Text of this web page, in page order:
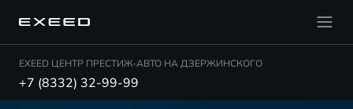
EXEED ЦЕНТР ПРЕСТИЖ-АВТО НА ДЗЕРЖИНСКОГО
+7 (8332) 32-99-99